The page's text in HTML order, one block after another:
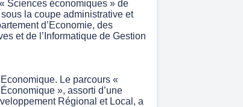
Sciences économiques » de
sous la coupe administrative et
d’Economie, des
et de l’Informatique de Gestion
Le parcours «
», assorti d’une
Régional et Local, a